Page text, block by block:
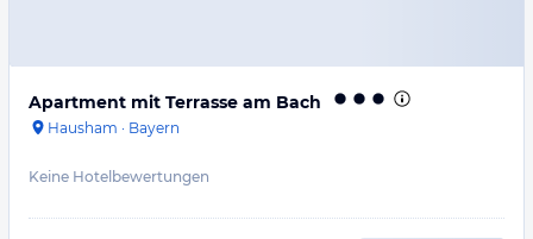
Apartment mit Terrasse am Bach
Hausham · Bayern
Keine Hotelbewertungen